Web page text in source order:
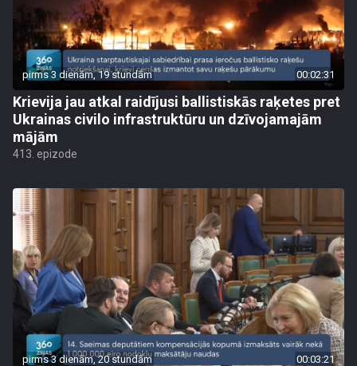
pirms 3 dienām, 19 stundām 00:02:31
Krievija jau atkal raidījusi ballistiskās raķetes pret
Ukrainas civilo infrastruktūru un dzīvojamajām
mājām
413. epizode
pirms 3 dienām, 20 stundām 00:03:21